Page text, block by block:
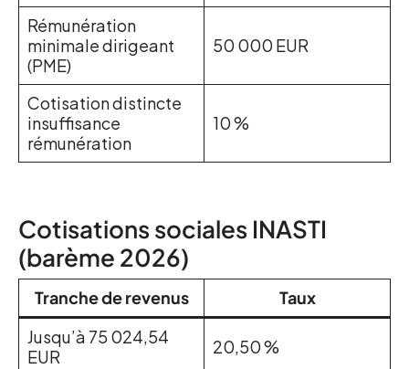
Rémunération
minimale dirigeant
(PME)
50 000 EUR
Cotisation distincte
insuffisance
rémunération
10 %
Cotisations sociales INASTI
(barème 2026)
Tranche de revenus
Taux
Jusqu’à 75 024,54
EUR
20,50 %